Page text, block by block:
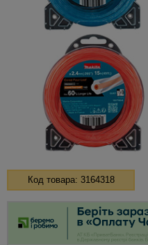
Код товара: 3164318